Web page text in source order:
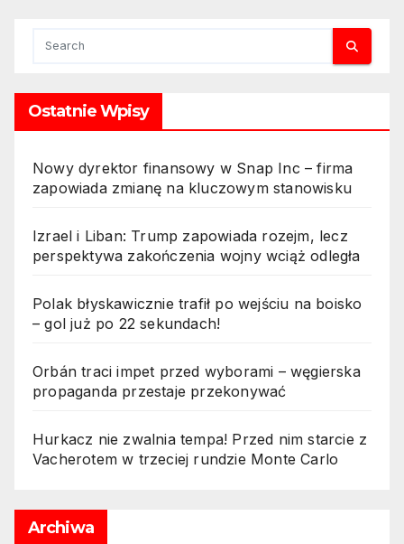
Ostatnie Wpisy
Nowy dyrektor finansowy w Snap Inc – firma
zapowiada zmianę na kluczowym stanowisku
Izrael i Liban: Trump zapowiada rozejm, lecz
perspektywa zakończenia wojny wciąż odległa
Polak błyskawicznie trafił po wejściu na boisko
– gol już po 22 sekundach!
Orbán traci impet przed wyborami – węgierska
propaganda przestaje przekonywać
Hurkacz nie zwalnia tempa! Przed nim starcie z
Vacherotem w trzeciej rundzie Monte Carlo
Archiwa